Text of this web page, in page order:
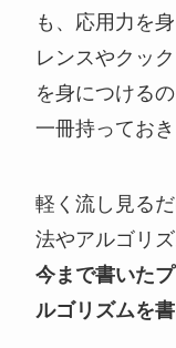
も、応用力を
レンスやクッ
を身につける
一冊持っておき
軽く流し見る
法やアルゴリ
今まで書いた
ルゴリズムを